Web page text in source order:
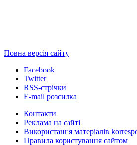
Повна версія сайту
Facebook
Twitter
RSS-стрічки
E-mail розсилка
Контакти
Реклама на сайті
Використання матеріалів
Правила користування сайтом